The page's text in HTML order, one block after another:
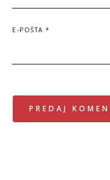
E-POŠTA *